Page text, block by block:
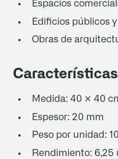
Espacios
Edificios públicos
Obras de
Medida: 40 × 40
Espesor: 20 mm
Peso por unidad:
Rendimiento: 6,25